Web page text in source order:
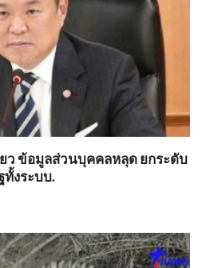
ว ข้อมูลส่วนบุคคลหลุด ยกระดับ
งระบบ.